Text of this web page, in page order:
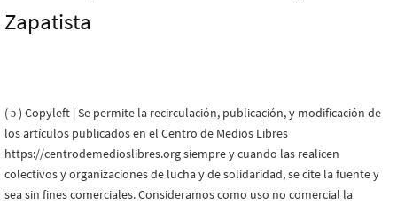
Zapatista
( ɔ ) Copyleft | Se permite la recirculación, publicación, y modificación de
los artículos publicados en el Centro de Medios Libres
https://centrodemedioslibres.org siempre y cuando las realicen
colectivos y organizaciones de lucha y de solidaridad, se cite la fuente y
sea sin fines comerciales. Consideramos como uso no comercial la